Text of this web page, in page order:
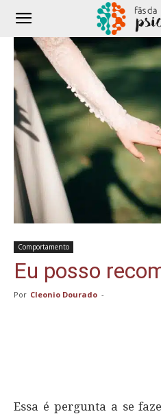
Comportamento
Eu posso
Por Cleonio Dourado -
Essa é pergunta a se